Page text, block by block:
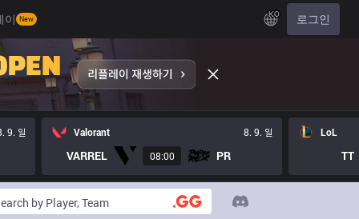
이 New KO 로그인
9. 일 Valorant 8. 9. 일
VARREL 08:00 PR
LoL
TT